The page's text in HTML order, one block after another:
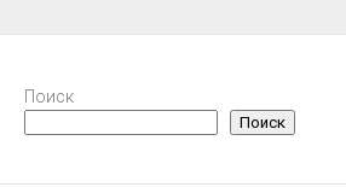
Поиск
Поиск